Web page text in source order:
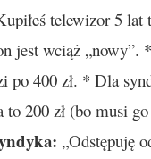
telewizor 5 lat
jest wciąż
po 400 zł. * Dla
200 zł (bo musi go
„Odstępuję